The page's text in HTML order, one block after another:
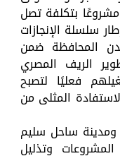
حضارية و4 نقاط إطفاء بإجمالي 14 مشروعًا بتكلفة تصل
في إطار سلسلة الإنجازات
المحافظة ضمن
الريف المصري
فعليًا لتصبح
المثلى من
ساحل سليم
المشروعات وتذليل